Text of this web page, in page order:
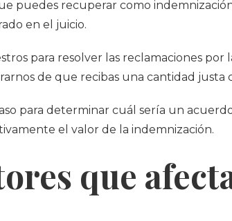
puedes recuperar como
en el juicio.
para resolver las reclamaciones por
de que recibas una cantidad justa
para determinar cuál sería un
el valor de la indemnización.
que